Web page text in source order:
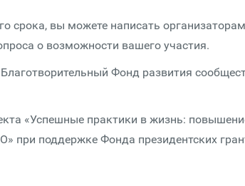
срока, вы можете написать организаторам
о возможности вашего участия.
Фонд развития
«Успешные практики в жизнь:
при поддержке Фонда президентских